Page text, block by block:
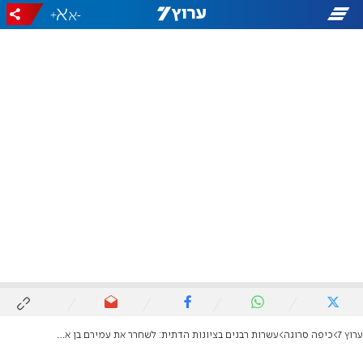
-
+
ערוץ 7 כיפה סרוגה עשרות רבנים בציונות הדתית: לשחרר את עמירם בן אוליאל מבידוד בליל הסדר